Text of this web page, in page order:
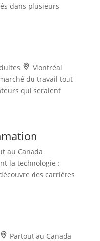
dans plusieurs
Montréal
du travail tout
qui seraient
au Canada
la technologie :
des carrières
Partout au Canada